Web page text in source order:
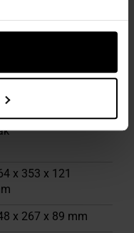
x 353 x 121
x 267 x 89 mm